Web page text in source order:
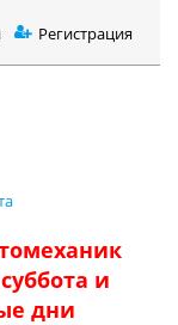
Регистрация
и
дни